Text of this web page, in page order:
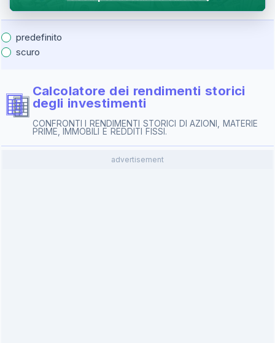
predefinito
scuro
Calcolatore dei rendimenti storici
degli investimenti
CONFRONTI I RENDIMENTI STORICI DI AZIONI, MATERIE
PRIME, IMMOBILI E REDDITI FISSI.
advertisement